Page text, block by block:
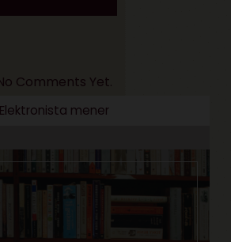
Comments Yet.
Elektronista mener